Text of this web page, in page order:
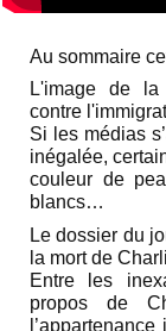
Au sommaire
L'image de
contre
Si les médias
inégalée,
couleur de
blancs…
Le dossier du
la mort de
Entre les
propos de